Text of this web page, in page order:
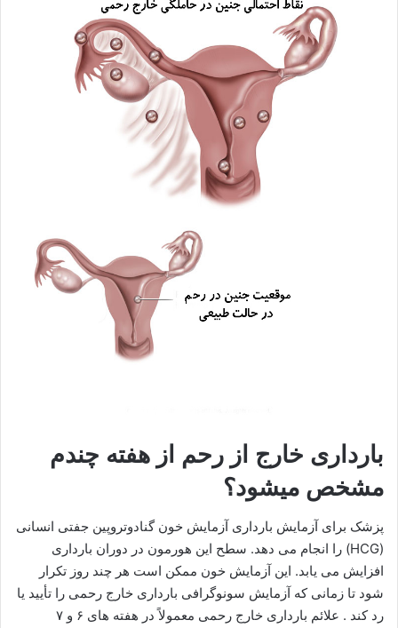
بارداری خارج از رحم از هفته چندم
مشخص میشود؟
پزشک برای آزمایش بارداری آزمایش خون گنادوتروپین جفتی انسانی
(HCG) را انجام می دهد. سطح این هورمون در دوران بارداری
افزایش می یابد. این آزمایش خون ممکن است هر چند روز تکرار
شود تا زمانی که آزمایش سونوگرافی بارداری خارج رحمی را تأیید یا
رد کند . علائم بارداری خارج رحمی معمولاً در هفته های ۶ و ۷